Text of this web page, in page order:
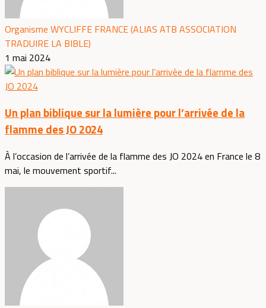
Organisme WYCLIFFE FRANCE (ALIAS ATB ASSOCIATION
TRADUIRE LA BIBLE)
1 mai 2024
Un plan biblique sur la lumière pour l’arrivée de la
flamme des JO 2024
À l’occasion de l’arrivée de la flamme des JO 2024 en France le 8
mai, le mouvement sportif...